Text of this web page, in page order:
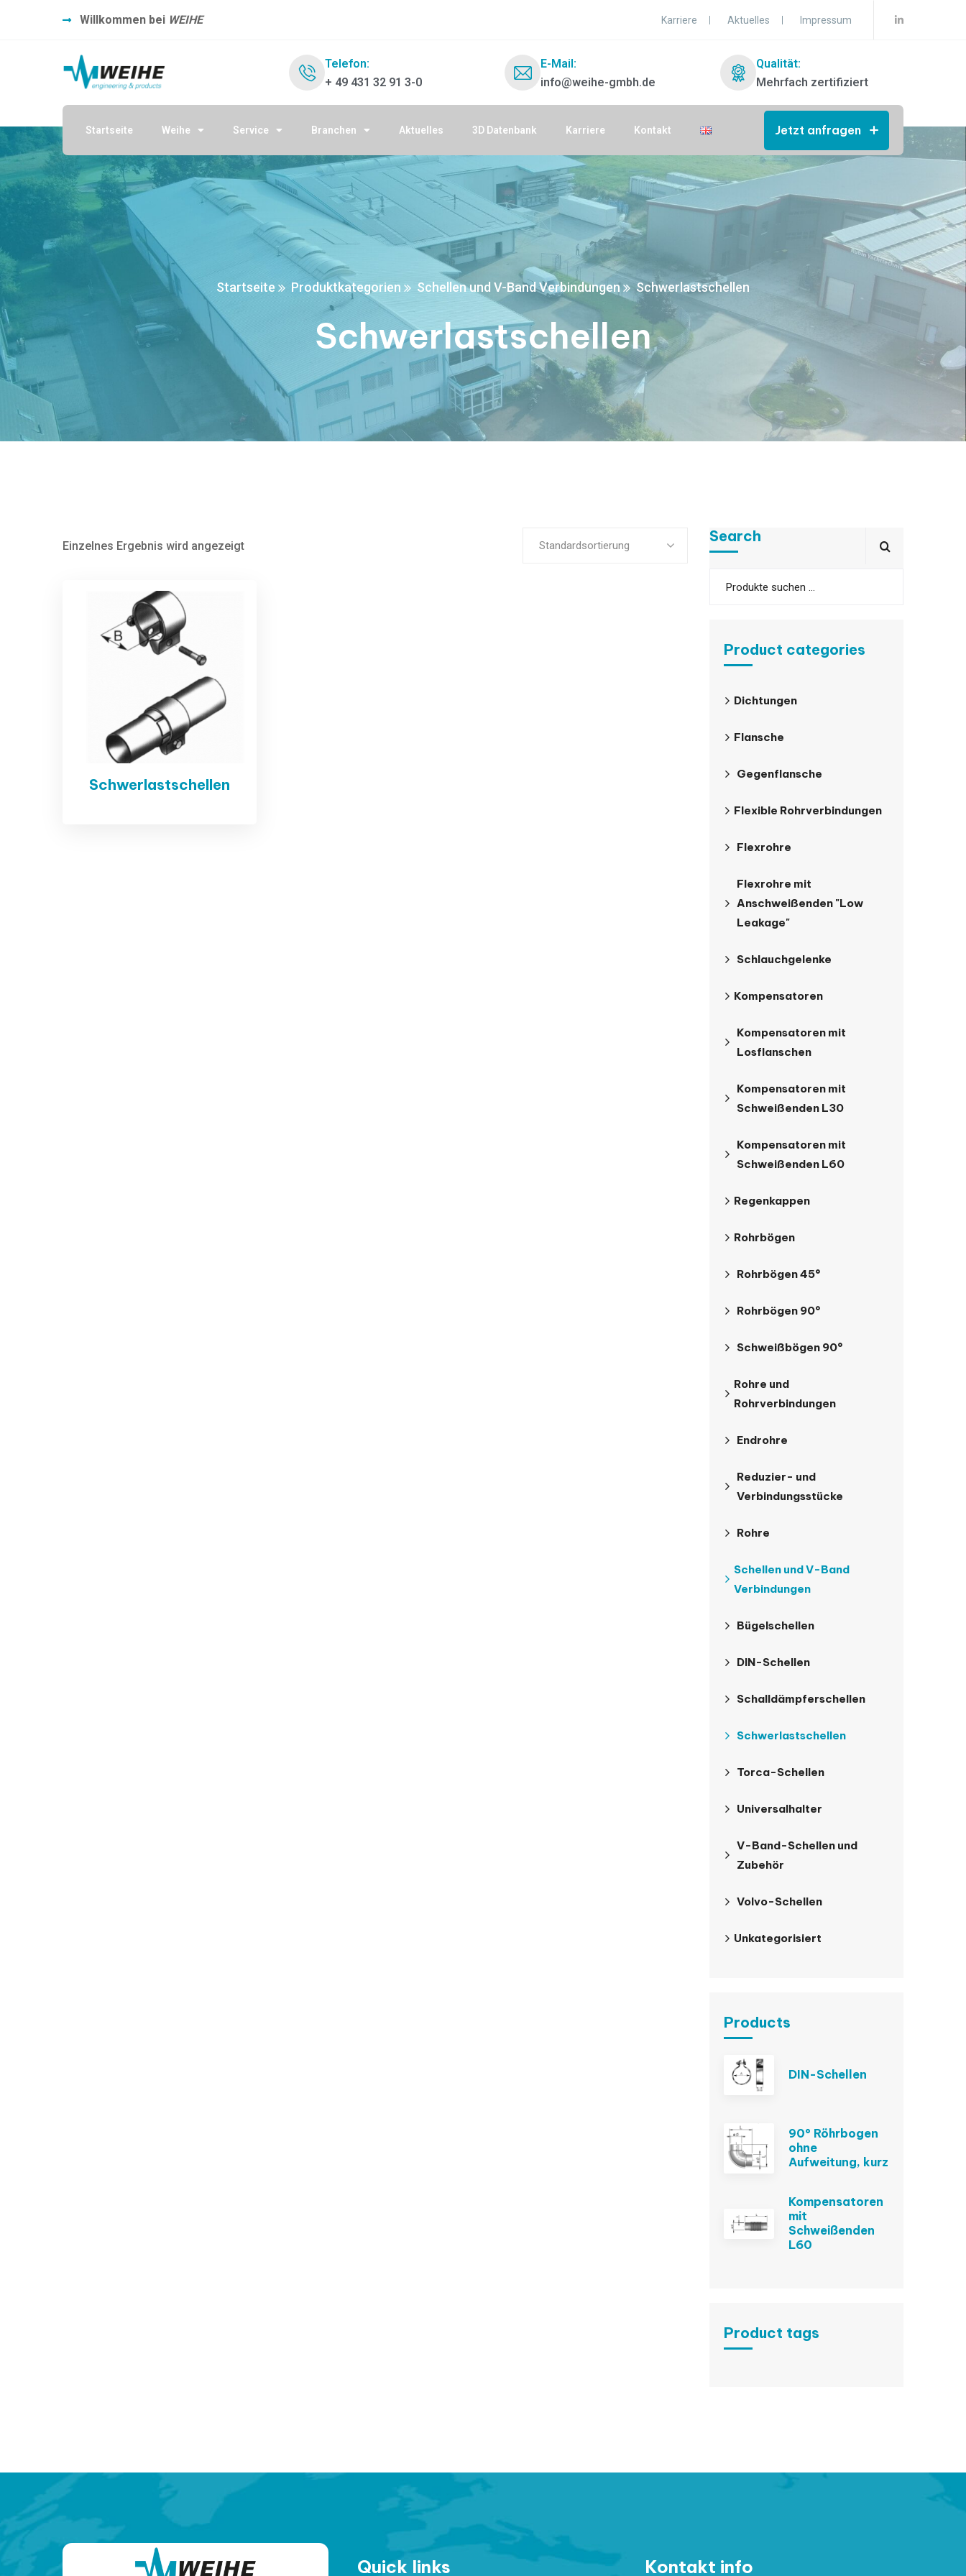
Willkommen bei WEIHE Karriere Aktuelles Impressum
Telefon:
+ 49 431 32 91 3-0
E-Mail:
info@weihe-gmbh.de
Qualität:
Mehrfach zertifiziert
Startseite Weihe Service Branchen Aktuelles 3D Datenbank Karriere Kontakt Jetzt anfragen
Startseite Produktkategorien Schellen und V-Band Verbindungen Schwerlastschellen
Schwerlastschellen
Einzelnes Ergebnis wird angezeigt Standardsortierung
Schwerlastschellen
Search
Product categories
Dichtungen
Flansche
Gegenflansche
Flexible Rohrverbindungen
Flexrohre
Flexrohre mit
Anschweißenden "Low
Leakage"
Schlauchgelenke
Kompensatoren
Kompensatoren mit
Losflanschen
Kompensatoren mit
Schweißenden L30
Kompensatoren mit
Schweißenden L60
Regenkappen
Rohrbögen
Rohrbögen 45°
Rohrbögen 90°
Schweißbögen 90°
Rohre und
Rohrverbindungen
Endrohre
Reduzier- und
Verbindungsstücke
Rohre
Schellen und V-Band
Verbindungen
Bügelschellen
DIN-Schellen
Schalldämpferschellen
Schwerlastschellen
Torca-Schellen
Universalhalter
V-Band-Schellen und
Zubehör
Volvo-Schellen
Unkategorisiert
Products
DIN-Schellen
90° Röhrbogen
ohne
Aufweitung, kurz
Kompensatoren
mit
Schweißenden
L60
Product tags
Quick links Kontakt info